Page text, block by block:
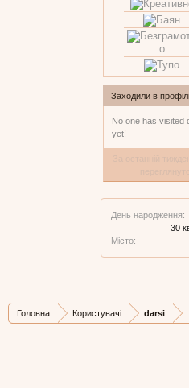
Заходили в
No one has visited
yet!
День народження:
30
Місто:
Головна Користувачі darsi